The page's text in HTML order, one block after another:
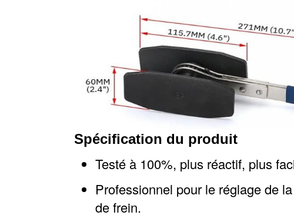
Spécification du produit
Testé à 100%, plus réactif, plus
Professionnel pour le réglage de
de frein.